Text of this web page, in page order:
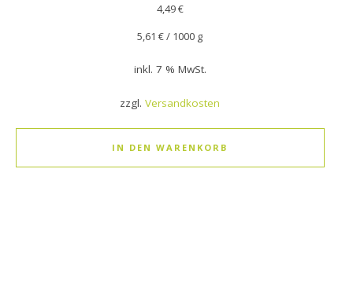
4,49€
5,61€/ 1000 g
inkl. 7 % MwSt.
zzgl.Versandkosten
IN DEN WARENKORB